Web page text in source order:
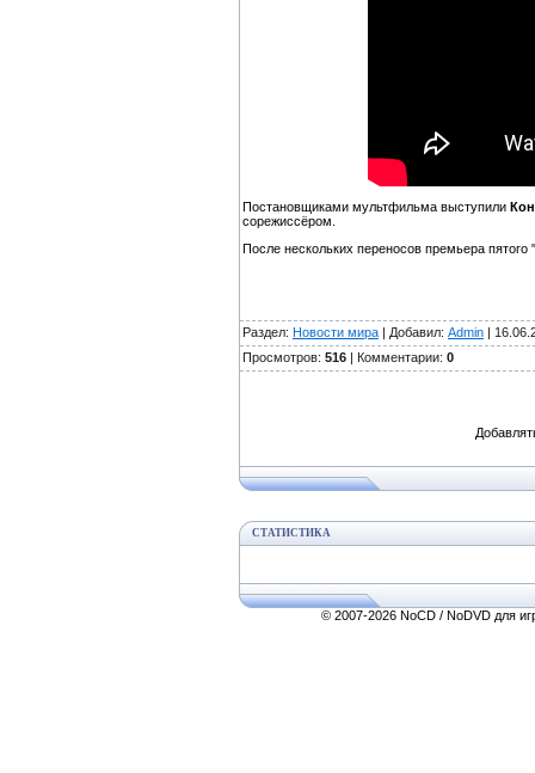
Постановщиками мультфильма выступили
сорежиссёром.
После нескольких переносов премьера
Раздел: Новости мира | Добавил: Admin |
Просмотров: 516 | Комментарии: 0
СТАТИСТИКА
© 2007-2026 NoCD / NoDVD для